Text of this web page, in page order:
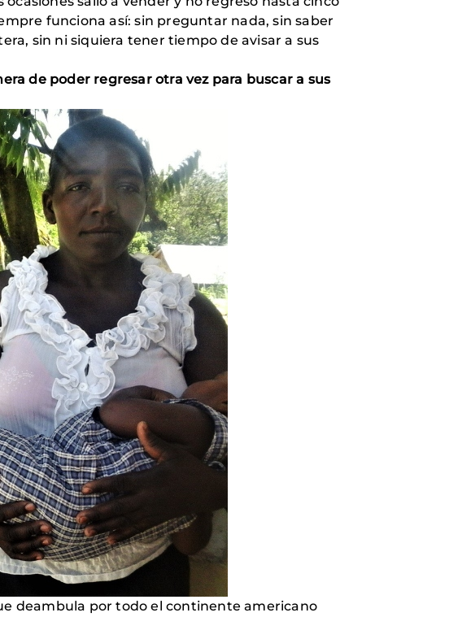
funciona así: sin preguntar nada, sin saber
sin ni siquiera tener tiempo de avisar a sus
de poder regresar otra vez para buscar a sus
deambula por todo el continente americano